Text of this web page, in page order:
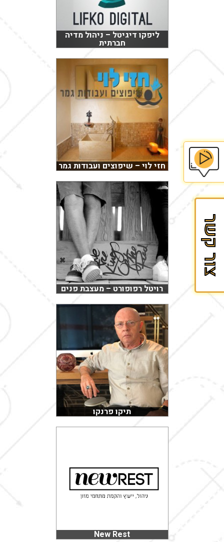
ליפקו דיגיטל – ניהול מדיה
חברתית
חזי לוי – שיפוצים ועבודות גמר
רויטל רפופורט – מעצבת פנים
תיקו פרנקו
New Rest
בית
הספר
לזכיינות
של
Fran&Mark
צור קשר